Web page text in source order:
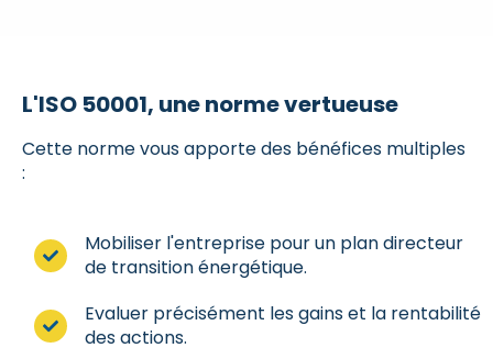
L'ISO 50001, une norme vertueuse
Cette norme vous apporte des bénéfices multiples
:
Mobiliser l'entreprise pour un plan directeur
de transition énergétique.
Evaluer précisément les gains et la rentabilité
des actions.